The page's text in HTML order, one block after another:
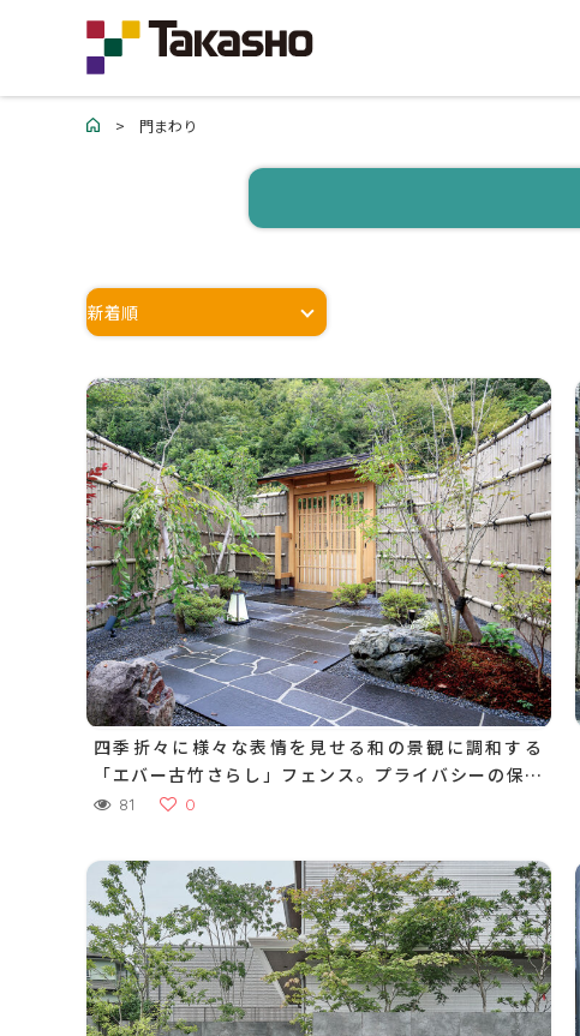
> 門まわり
四季折々に様々な表情を見せる和の景観に調和する
「エバー古竹さらし」フェンス。プライバシーの保護
と景観を保ちます
81 0